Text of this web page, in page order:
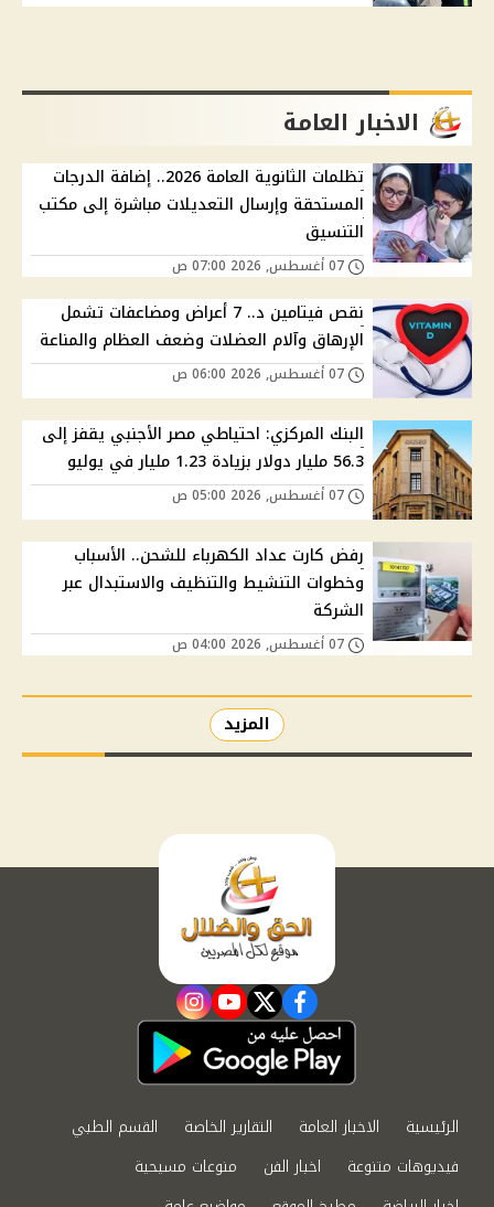
الاخبار العامة
تظلمات الثانوية العامة 2026.. إضافة الدرجات
المستحقة وإرسال التعديلات مباشرة إلى مكتب
التنسيق
نقص فيتامين د.. 7 أعراض ومضاعفات تشمل
الإرهاق وآلام العضلات وضعف العظام والمناعة
البنك المركزي: احتياطي مصر الأجنبي يقفز إلى
56.3 مليار دولار بزيادة 1.23 مليار في يوليو
رفض كارت عداد الكهرباء للشحن.. الأسباب
وخطوات التنشيط والتنظيف والاستبدال عبر
الشركة
المزيد
facebook
twitter
youtube
instagram
الرئيسية الاخبار العامة التقارير الخاصة
القسم الطبي
فيديوهات متنوعة
اخبار الفن
منوعات مسيحية